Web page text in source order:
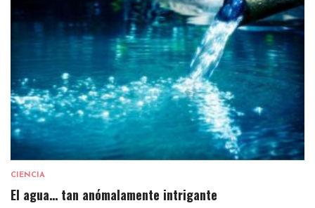
CIENCIA
El agua… tan anómalamente intrigante